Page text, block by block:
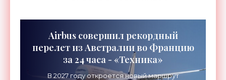
Airbus совершил рекордный
перелет из Австралии во Францию
за 24 часа - «Техника»
В 2027 году откроется новый маршрут